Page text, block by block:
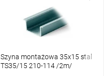
Szyna montażowa 35x15 stal
TS35/15 210-114 /2m/